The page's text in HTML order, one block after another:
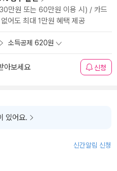
만원 또는 60만원 이용 시) / 카드
어도 최대 1만원 혜택 제공
소득공제 620원
아보세요 신청
있어요.
신간알림 신청